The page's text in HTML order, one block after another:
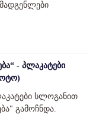
- პლაკატები
სლოგანით
გამოჩნდა.